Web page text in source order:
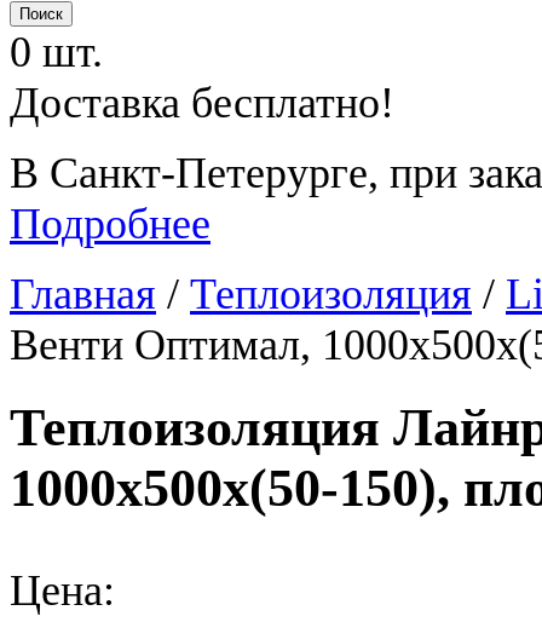
0 шт.
Доставка бесплатно!
В Санкт-Петерурге, при
Подробнее
Главная / Теплоизоляция /
Венти Оптимал,
Теплоизоляция
1000х500х(50-150),
Цена: